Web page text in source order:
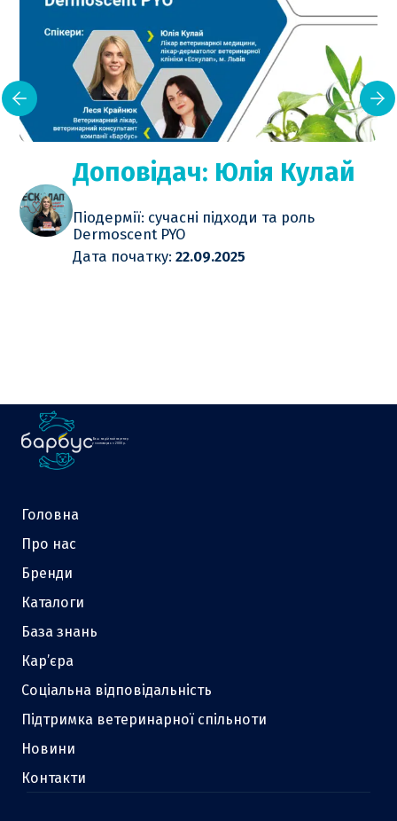
Доповідач: Юлія Кулай
Піодермії: сучасні підходи та роль
Dermoscent PYO
Дата початку: 22.09.2025
Ваш надійний партнер
у зоотоварах з 2000 р.
Головна
Про нас
Бренди
Каталоги
База знань
Кар’єра
Соціальна відповідальність
Підтримка ветеринарної спільноти
Новини
Контакти